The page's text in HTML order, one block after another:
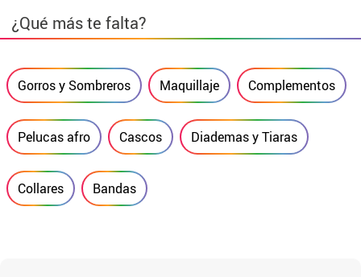
¿Qué más te falta?
Gorros y Sombreros Maquillaje Complementos
Pelucas afro Cascos Diademas y Tiaras
Collares Bandas